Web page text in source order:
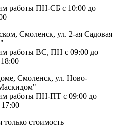
работы ПН-СБ с 10:00 до
Смоленск, ул. 2-ая Садовая
работы ВС, ПН с 09:00 до
Смоленск, ул. Ново-
работы ПН-ПТ с 09:00 до
только стоимость